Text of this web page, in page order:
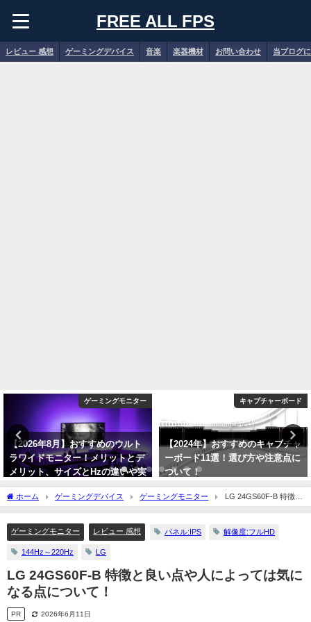
FREE ALL FPS
レビュー 感想 ゲーミングデバイス 音楽 楽器機材 お問い合わせ 当ブログ
ゲーミングモニター
【2026年8月】おすすめのウルト
ラワイドモニター！メリットとデ
メリット、サイズとHzの違いや実
際の使用感について！
キャプチャーボード
【2024年】おすすめのキャプチャ
ーボード11選！選び方や注意点に
ついて！
ホーム ゲーミングデバイス ゲーミングモニター
LG 24GS60F-B 特徴と
良い点や人によっては気になる点について！
ゲーミングモニター レビュー 感想 パネル:IPS 解像度:フルHD
144Hz～220Hz LG
LG 24GS60F-B 特徴と良い点や人によっては気に
なる点について！
PR 2026年6月11日